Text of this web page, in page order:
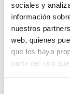
sociales y
información
nuestros
web, quienes
que les haya
partir del uso
TU